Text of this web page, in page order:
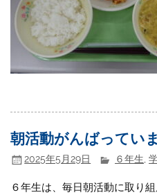
朝活動がんばってい
2025年5月29日 ６年生 ,
６年生は、毎日朝活動に取り組